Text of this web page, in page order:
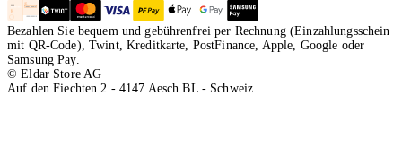
Bezahlen Sie bequem und gebührenfrei per Rechnung (Einzahlungsschein
mit QR-Code), Twint, Kreditkarte, PostFinance, Apple, Google oder
Samsung Pay.
© Eldar Store AG
Auf den Fiechten 2 - 4147 Aesch BL - Schweiz